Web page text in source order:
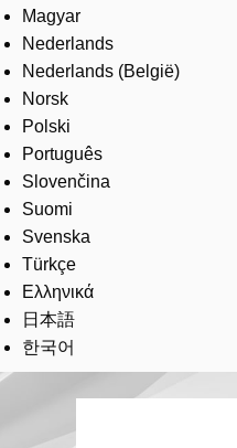
Magyar
Nederlands
Nederlands (België)
Norsk
Polski
Português
Slovenčina
Suomi
Svenska
Türkçe
Ελληνικά
日本語
한국어